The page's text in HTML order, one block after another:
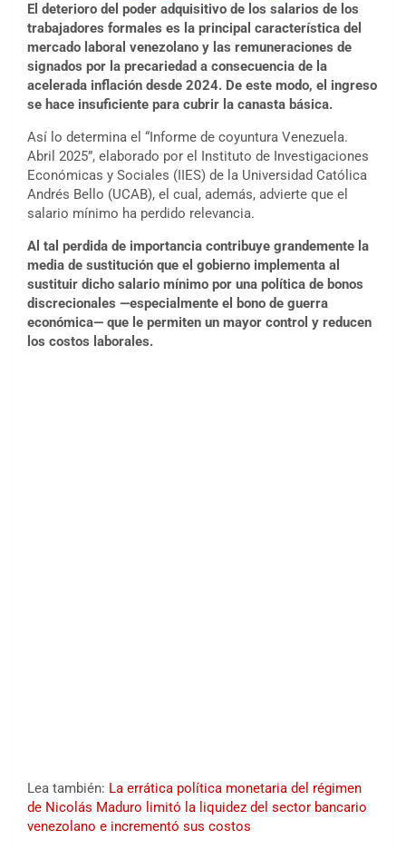
El deterioro del poder adquisitivo de los salarios de los
trabajadores formales es la principal característica del
mercado laboral venezolano y las remuneraciones de
signados por la precariedad a consecuencia de la
acelerada inflación desde 2024. De este modo, el ingreso
se hace insuficiente para cubrir la canasta básica.
Así lo determina el “Informe de coyuntura Venezuela.
Abril 2025”, elaborado por el Instituto de Investigaciones
Económicas y Sociales (IIES) de la Universidad Católica
Andrés Bello (UCAB), el cual, además, advierte que el
salario mínimo ha perdido relevancia.
Al tal perdida de importancia contribuye grandemente la
media de sustitución que el gobierno implementa al
sustituir dicho salario mínimo por una política de bonos
discrecionales —especialmente el bono de guerra
económica— que le permiten un mayor control y reducen
los costos laborales.
Lea también: La errática política monetaria del régimen
de Nicolás Maduro limitó la liquidez del sector bancario
venezolano e incrementó sus costos